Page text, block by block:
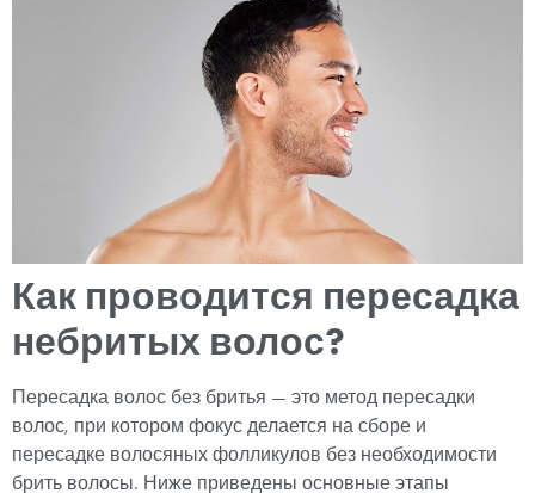
Как проводится пересадка
небритых волос?
Пересадка волос без бритья — это метод пересадки
волос, при котором фокус делается на сборе и
пересадке волосяных фолликулов без необходимости
брить волосы. Ниже приведены основные этапы